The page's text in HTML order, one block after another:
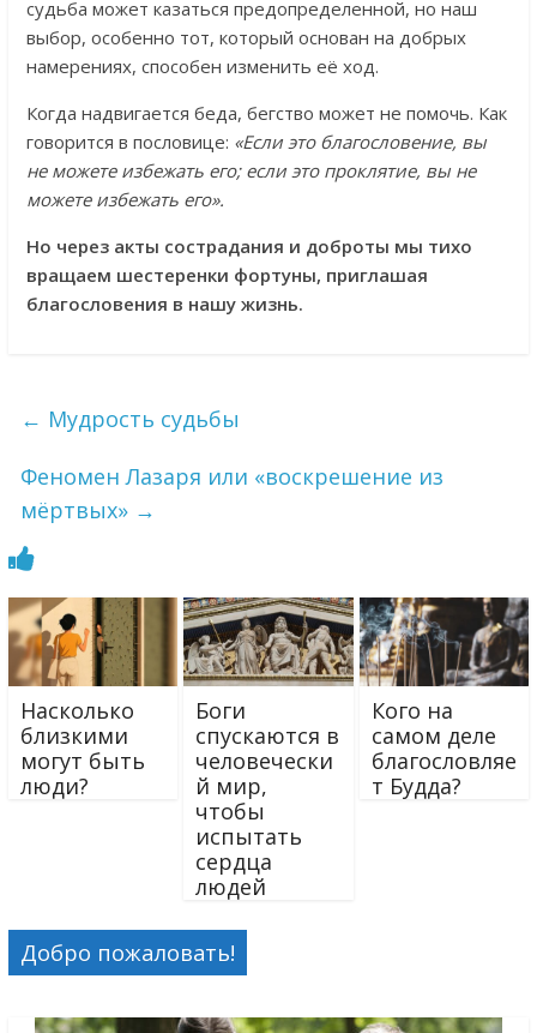
судьба может казаться предопределенной, но наш
выбор, особенно тот, который основан на добрых
намерениях, способен изменить её ход.
Когда надвигается беда, бегство может не помочь. Как
говорится в пословице: «Если это благословение, вы
не можете избежать его; если это проклятие, вы не
можете избежать его».
Но через акты сострадания и доброты мы тихо
вращаем шестеренки фортуны, приглашая
благословения в нашу жизнь.
← Мудрость судьбы
Феномен Лазаря или «воскрешение из
мёртвых» →
Насколько
близкими
могут быть
люди?
Боги
спускаются в
человечески
й мир,
чтобы
испытать
сердца
людей
Кого на
самом деле
благословляе
т Будда?
Добро пожаловать!